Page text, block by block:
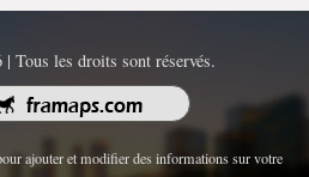
Tous les droits sont réservés.
ajouter et modifier des informations sur votre